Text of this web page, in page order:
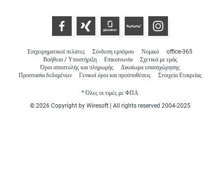
Επιχειρηματικοί πελάτες Σύνδεση εμπόρου Νομικό
office-365
Βοήθεια / Υποστήριξη
Επικοινωνία
Σχετικά με εμάς
Όροι αποστολής και πληρωμής
Δικαίωμα υπαναχώρησης
Προστασία δεδομένων
Γενικοί όροι και προϋποθέσεις Στοιχεία Εταιρείας
* Όλες οι τιμές με ΦΠΑ
© 2026 Copyright by Wiresoft | All rights reserved 2004-2025